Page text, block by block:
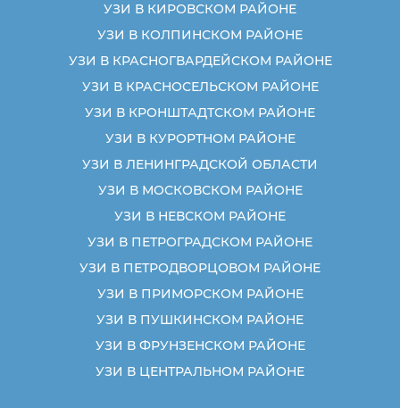
УЗИ В КИРОВСКОМ РАЙОНЕ
УЗИ В КОЛПИНСКОМ РАЙОНЕ
УЗИ В КРАСНОГВАРДЕЙСКОМ РАЙОНЕ
УЗИ В КРАСНОСЕЛЬСКОМ РАЙОНЕ
УЗИ В КРОНШТАДТСКОМ РАЙОНЕ
УЗИ В КУРОРТНОМ РАЙОНЕ
УЗИ В ЛЕНИНГРАДСКОЙ ОБЛАСТИ
УЗИ В МОСКОВСКОМ РАЙОНЕ
УЗИ В НЕВСКОМ РАЙОНЕ
УЗИ В ПЕТРОГРАДСКОМ РАЙОНЕ
УЗИ В ПЕТРОДВОРЦОВОМ РАЙОНЕ
УЗИ В ПРИМОРСКОМ РАЙОНЕ
УЗИ В ПУШКИНСКОМ РАЙОНЕ
УЗИ В ФРУНЗЕНСКОМ РАЙОНЕ
УЗИ В ЦЕНТРАЛЬНОМ РАЙОНЕ